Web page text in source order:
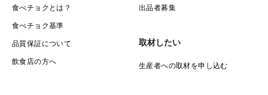
食べチョクとは？
食べチョク基準
品質保証について
飲食店の方へ
出品者募集
取材したい
生産者への取材を申し込む